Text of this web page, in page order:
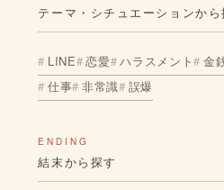
テーマ・シチュエーションから
LINE 恋愛 ハラスメント 金
仕事 非常識 誤爆
ENDING
結末から探す